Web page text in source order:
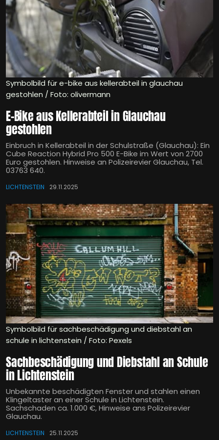
Symbolbild für e-bike aus kellerabteil in glauchau
gestohlen / Foto: olivermann
E-Bike aus Kellerabteil in Glauchau
gestohlen
Einbruch in Kellerabteil in der Schulstraße (Glauchau): Ein
Cube Reaction Hybrid Pro 500 E-Bike im Wert von 2700
Euro gestohlen. Hinweise an Polizeirevier Glauchau, Tel.
03763 640.
LICHTENSTEIN 29.11.2025
Symbolbild für sachbeschädigung und diebstahl an
schule in lichtenstein / Foto: Pexels
Sachbeschädigung und Diebstahl an Schule
in Lichtenstein
Unbekannte beschädigten Fenster und stahlen einen
Klingeltaster an einer Schule in Lichtenstein.
Sachschaden ca. 1.000 €, Hinweise ans Polizeirevier
Glauchau.
LICHTENSTEIN 25.11.2025